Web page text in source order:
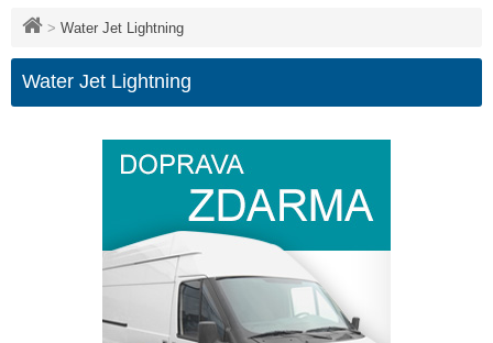
> Water Jet Lightning
Water Jet Lightning